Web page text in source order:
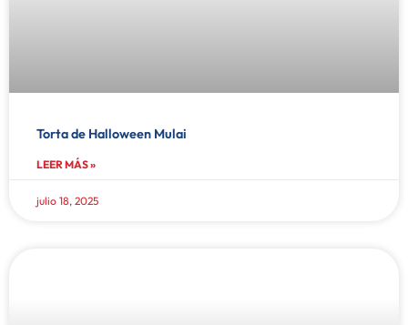
Torta de Halloween Mulai
LEER MÁS »
julio 18, 2025